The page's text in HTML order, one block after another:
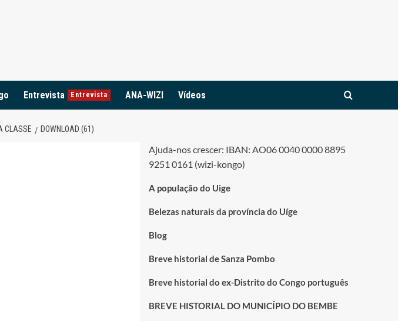
Entrevista Entrevista ANA-WIZI Vídeos
CLASSE DOWNLOAD (61)
Ajuda-nos crescer: IBAN: AO06 0040 0000 8895
9251 0161 (wizi-kongo)
A população do Uige
Belezas naturais da província do Uíge
Blog
Breve historial de Sanza Pombo
Breve historial do ex-Distrito do Congo português
BREVE HISTORIAL DO MUNICÍPIO DO BEMBE